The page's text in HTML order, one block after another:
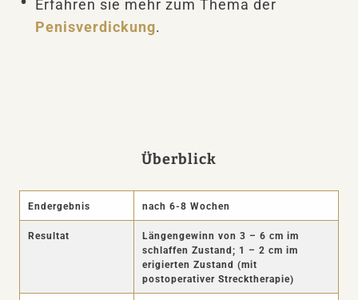
Erfahren sie mehr zum Thema der
Penisverdickung.
Überblick
Endergebnis nach 6-8 Wochen
Resultat
Längengewinn von 3 – 6 cm im
schlaffen Zustand; 1 – 2 cm im
erigierten Zustand (mit
postoperativer Strecktherapie)